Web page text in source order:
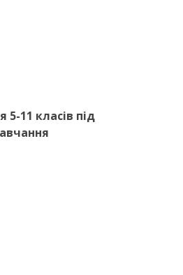
5-11 класів під